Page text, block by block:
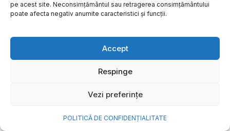
pe acest site. Neconsimțământul sau retragerea consimțământului
poate afecta negativ anumite caracteristici și funcții.
Accept
Respinge
Vezi preferințe
POLITICĂ DE CONFIDENȚIALITATE
Am văzut în această perioadă cât de importantă
avem nevoie în continuare de investiții în aceste
acasă, dacă domeniul de activitate și atribuțiile
au fost nevoiți să își mute întreaga activitate în